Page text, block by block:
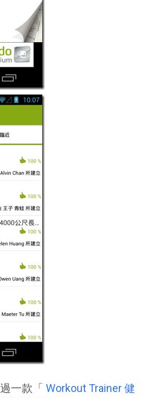
一款「 Workout Trainer 健